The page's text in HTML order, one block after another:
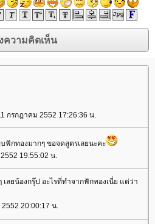
กรกฎาคม 2552 17:26:36 น.
กทองมากๆ ขอจดสูตรเลยนะคะ
19:55:02 น.
ลยน้องกรุ๊ป อะไรที่ทำจากฟักทองเนี่ย แต่ว่า
20:00:17 น.